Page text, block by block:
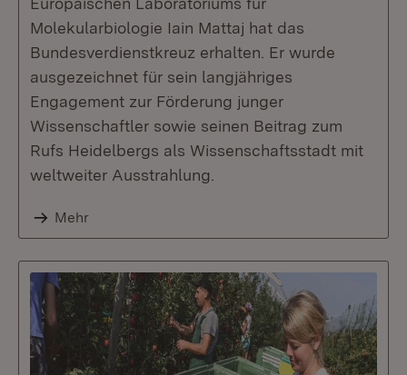
Molekularbiologie Iain Mattaj hat das
Bundesverdienstkreuz erhalten. Er wurde
ausgezeichnet für sein langjähriges
Engagement zur Förderung junger
Wissenschaftler sowie seinen Beitrag zum
Rufs Heidelbergs als Wissenschaftsstadt mit
weltweiter Ausstrahlung.
Mehr